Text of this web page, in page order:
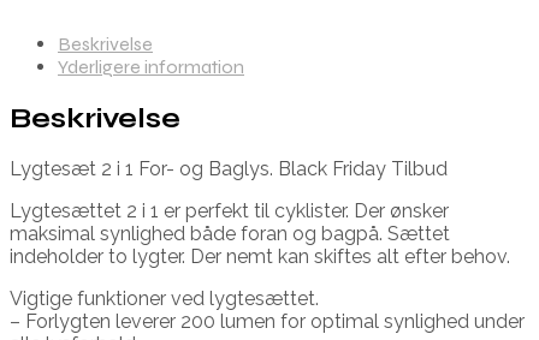
Beskrivelse
Yderligere information
Beskrivelse
Lygtesæt 2 i 1 For- og Baglys. Black Friday Tilbud
Lygtesættet 2 i 1 er perfekt til cyklister. Der ønsker
maksimal synlighed både foran og bagpå. Sættet
indeholder to lygter. Der nemt kan skiftes alt efter behov.
Vigtige funktioner ved lygtesættet.
– Forlygten leverer 200 lumen for optimal synlighed under